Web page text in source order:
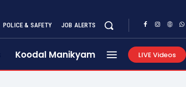
POLICE & SAFETY JOB ALERTS
Koodal Manikyam LIVE Videos